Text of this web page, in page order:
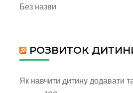
Без назви
РОЗВИТОК
Як навчити дитину додавати